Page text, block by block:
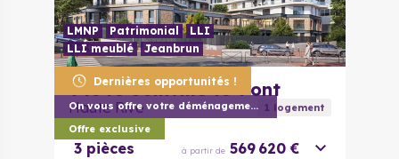
Dernières opportunités !
On vous offre votre déménagement (1) !
Offre exclusive
LMNP Patrimonial
LLI
LLI meublé
Jeanbrun
94340 Joinville-le-Pont
Haute Rive 1 logement
3 pièces à partir de 569 620 €